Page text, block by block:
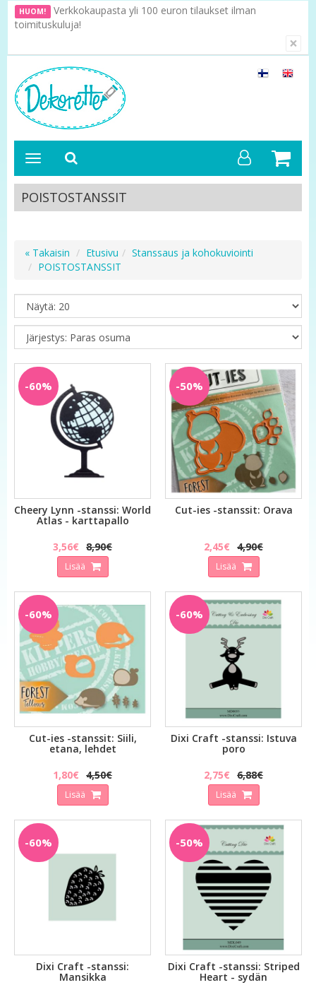
HUOM! Verkkokaupasta yli 100 euron tilaukset ilman
toimituskuluja!
×
POISTOSTANSSIT
« Takaisin Etusivu
Stanssaus ja kohokuviointi
POISTOSTANSSIT
-60%
Cheery Lynn -stanssi: World
Atlas - karttapallo
3,56€ 8,90€
Lisää
-50%
Cut-ies -stanssit: Orava
2,45€ 4,90€
Lisää
-60%
Cut-ies -stanssit: Siili,
etana, lehdet
1,80€ 4,50€
Lisää
-60%
Dixi Craft -stanssi: Istuva
poro
2,75€ 6,88€
Lisää
-60%
Dixi Craft -stanssi:
Mansikka
-50%
Dixi Craft -stanssi: Striped
Heart - sydän